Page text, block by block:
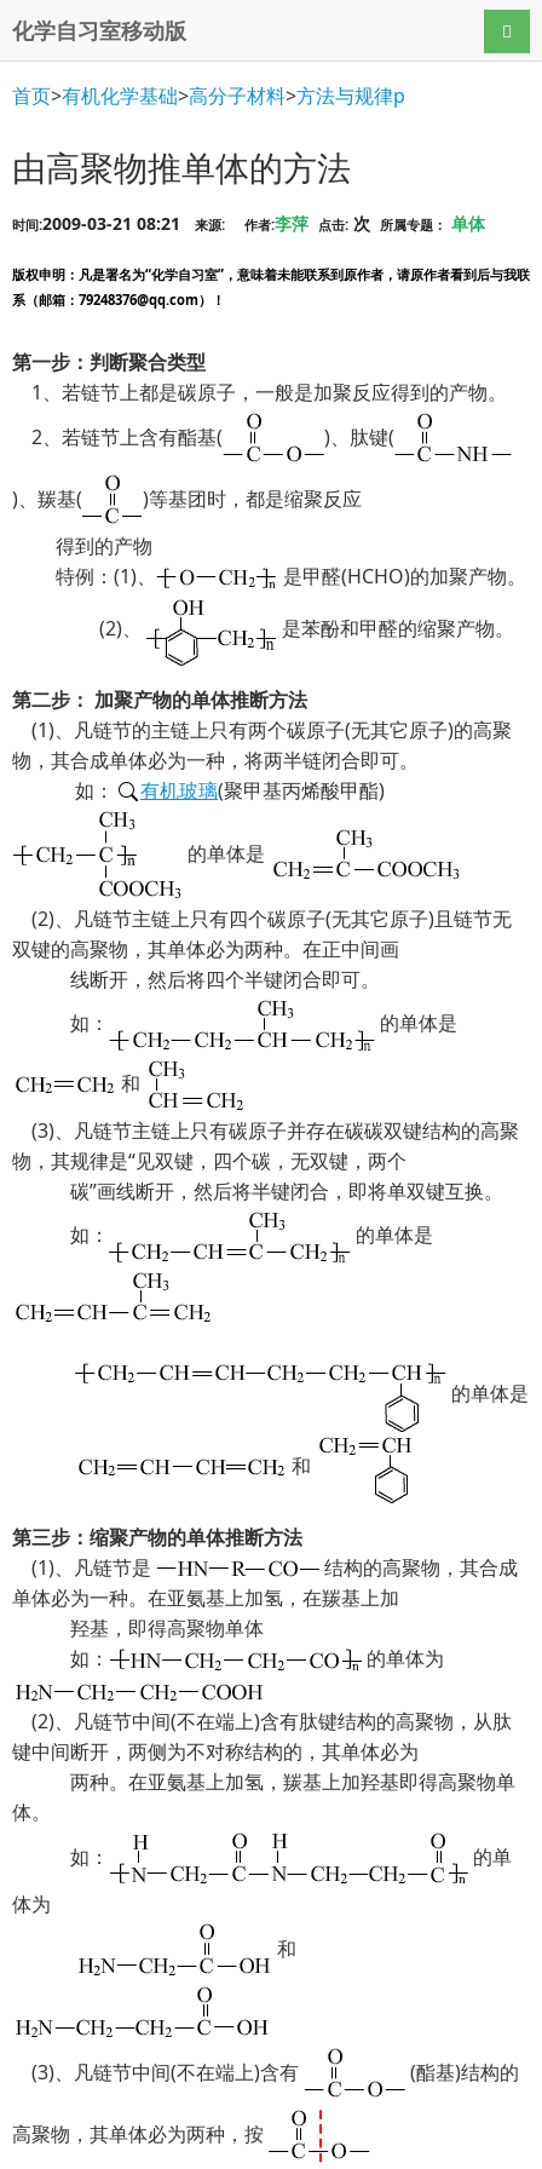
化学自习室移动版 导航
首页>有机化学基础>高分子材料>方法与规律p
由高聚物推单体的方法
时间:2009-03-21 08:21 来源: 作者:李萍 点击: 次 所属专题： 单体
版权申明 ：凡是署名为“化学自习室”，意味着未能联系到原作者，请原作者看到后与我联
系（邮箱：79248376@qq.com）！
第一步：判断聚合类型
1、若链节上都是碳原子，一般是加聚反应得到的产物。
2、若链节上含有酯基(
)、肽键(
)、羰基(
)等基团时，都是缩聚反应
得到的产物
特例：(1)、
是甲醛(HCHO)的加聚产物。
(2)、
是苯酚和甲醛的缩聚产物。
第二步： 加聚产物的单体推断方法
(1)、凡链节的主链上只有两个碳原子(无其它原子)的高聚
物，其合成单体必为一种，将两半链闭合即可。
如：
有机玻璃(聚甲基丙烯酸甲酯)
的单体是
(2)、凡链节主链上只有四个碳原子(无其它原子)且链节无
双键的高聚物，其单体必为两种。在正中间画
线断开，然后将四个半键闭合即可。
如：
的单体是
和
(3)、凡链节主链上只有碳原子并存在碳碳双键结构的高聚
物，其规律是“见双键，四个碳，无双键，两个
碳”画线断开，然后将半键闭合，即将单双键互换。
如：
的单体是
的单体是
和
第三步：缩聚产物的单体推断方法
(1)、凡链节是
结构的高聚物，其合成
单体必为一种。在亚氨基上加氢，在羰基上加
羟基，即得高聚物单体
如：
的单体为
(2)、凡链节中间(不在端上)含有肽键结构的高聚物，从肽
键中间断开，两侧为不对称结构的，其单体必为
两种。在亚氨基上加氢，羰基上加羟基即得高聚物单
体。
如：
的单
体为
和
(3)、凡链节中间(不在端上)含有 (酯基)结构的
高聚物，其单体必为两种，按